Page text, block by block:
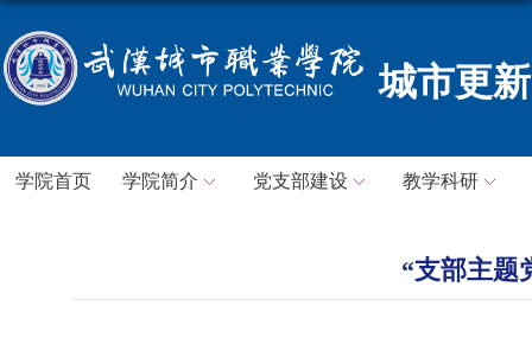
城市更
学院首页 学院简介 党支部建设 教学科研
“支部主题